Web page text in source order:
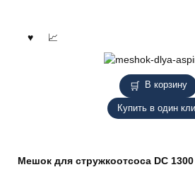
В корзину
Купить в один
Мешок для стружкоотсоса DC 1300